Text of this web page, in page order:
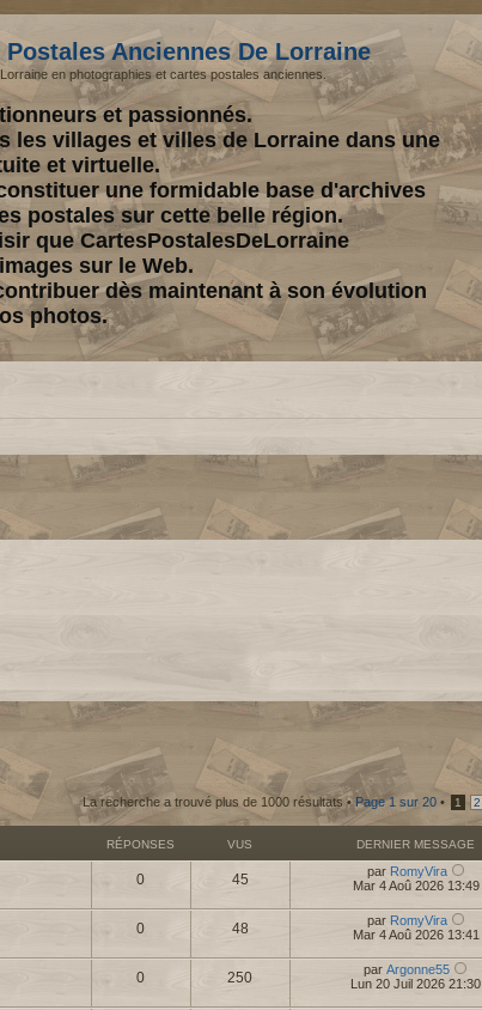
Postales Anciennes De Lorraine
en photographies et cartes postales anciennes.
et passionnés.
les villages et villes de Lorraine dans une
et virtuelle.
une formidable base d'archives
postales sur cette belle région.
que CartesPostalesDeLorraine
sur le Web.
dès maintenant à son évolution
photos.
La recherche a trouvé plus de 1000 résultats • Page1sur 20• 1 2
RÉPONSES VUS DERNIER MESSAGE
0 45 par RomyVira
Mar 4 Aoû 2026 13:49
0 48 par RomyVira
Mar 4 Aoû 2026 13:41
0 250 parArgonne55
Lun 20 Juil 2026 21:30